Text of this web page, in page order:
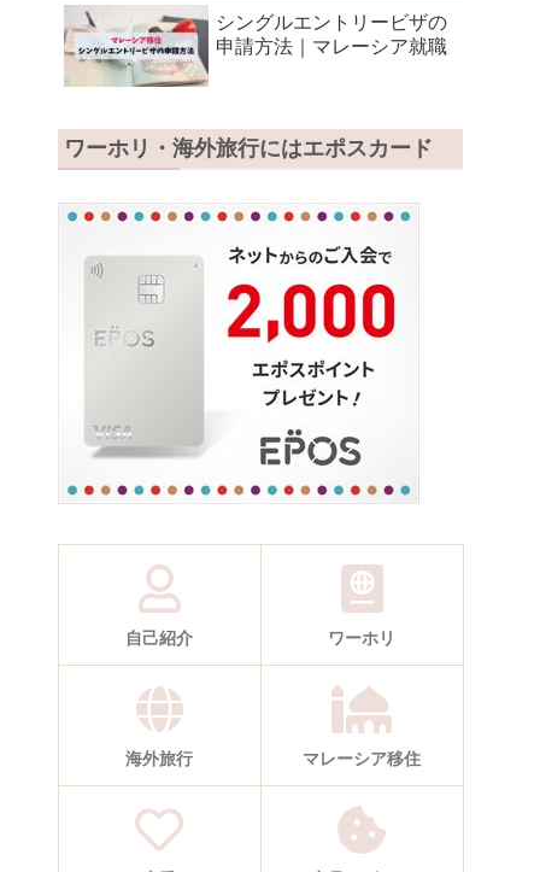
シングルエントリービザの
申請方法｜マレーシア就職
ワーホリ・海外旅行にはエポスカード
自己紹介 ワーホリ
海外旅行 マレーシア移住